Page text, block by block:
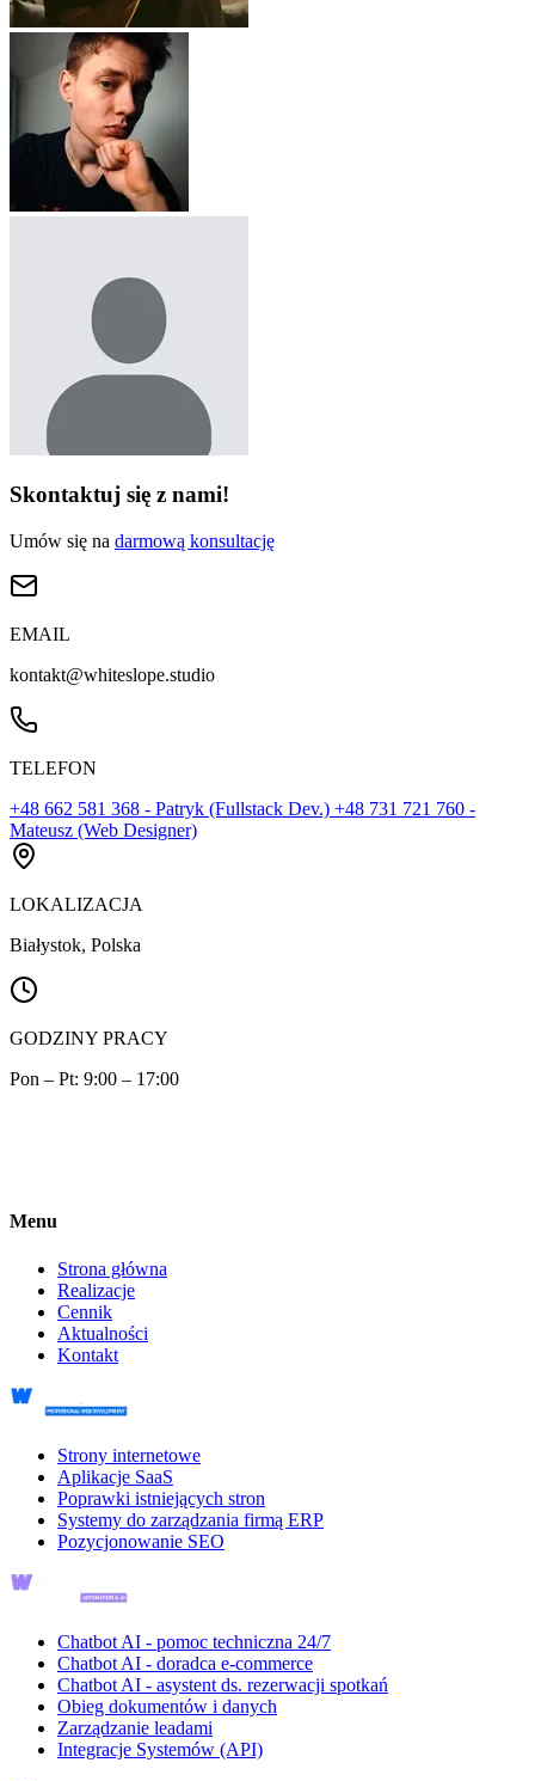
Skontaktuj się z nami!
Umów się na darmową konsultację
EMAIL
kontakt@whiteslope.studio
TELEFON
+48 662 581 368 - Patryk (Fullstack Dev.) +48 731 721 760 -
Mateusz (Web Designer)
LOKALIZACJA
Białystok, Polska
GODZINY PRACY
Pon – Pt: 9:00 – 17:00
Menu
Strona główna
Realizacje
Cennik
Aktualności
Kontakt
Strony internetowe
Aplikacje SaaS
Poprawki istniejących stron
Systemy do zarządzania firmą ERP
Pozycjonowanie SEO
Chatbot AI - pomoc techniczna 24/7
Chatbot AI - doradca e-commerce
Chatbot AI - asystent ds. rezerwacji spotkań
Obieg dokumentów i danych
Zarządzanie leadami
Integracje Systemów (API)